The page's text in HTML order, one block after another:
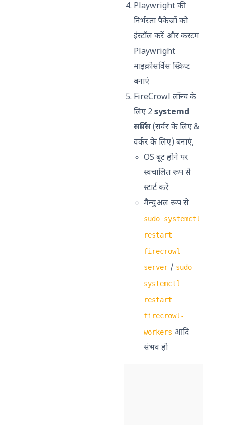
Playwright की
निर्भरता पैकेजों को
इंस्टॉल करें और कस्टम
Playwright
माइक्रोसर्विस स्क्रिप्ट
बनाएं
FireCrowl लॉन्च के
लिए 2systemd
सर्विस(सर्वर के लिए &
वर्कर के लिए) बनाएं,
OS बूट होने पर
स्वचालित रूप से
स्टार्ट करें
मैन्युअल रूप से
sudo systemctl
restart
firecrowl-
server / sudo
systemctl
restart
firecrowl-
workers आदि
संभव हो